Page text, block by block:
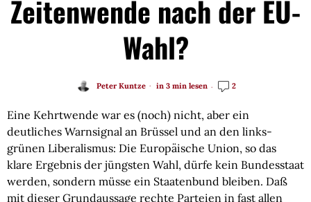
Zeitenwende nach der EU-
Wahl?
Peter Kuntze in 3 min lesen 2
Eine Kehrtwende war es (noch) nicht, aber ein
deutliches Warnsignal an Brüssel und an den links-
grünen Liberalismus: Die Europäische Union, so das
klare Ergebnis der jüngsten Wahl, dürfe kein Bundesstaat
werden, sondern müsse ein Staatenbund bleiben. Daß
mit dieser Grundaussage rechte Parteien in fast allen